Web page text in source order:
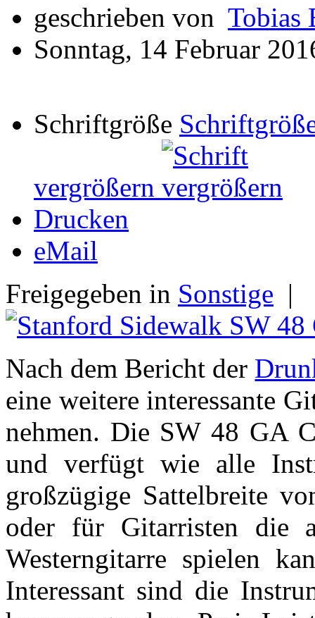
geschrieben von Tobias
Sonntag, 14 Februar
Schriftgröße
vergrößern
Drucken
eMail
Freigegeben in Sonstige |
Nach dem Bericht der
eine weitere interessante
nehmen. Die SW 48 GA
und verfügt wie alle
großzügige Sattelbreite
oder für Gitarristen die
Westerngitarre spielen
Interessant sind die